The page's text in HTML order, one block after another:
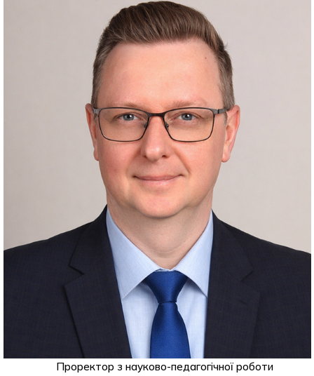
Проректор з науково-педагогічної роботи